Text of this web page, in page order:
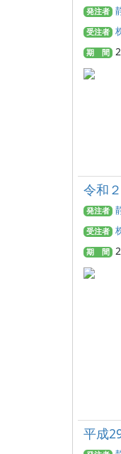
発注者
受注者
期 間
令和
発注者
受注者
期 間
平成